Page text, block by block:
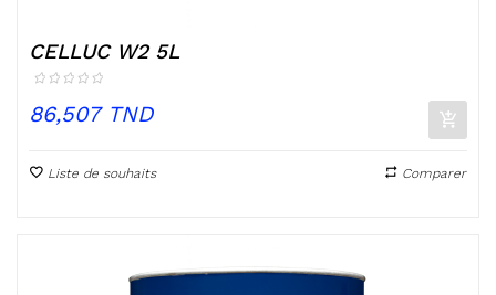
CELLUC W2 5L
Prix
86,507 TND
Liste de souhaits Comparer